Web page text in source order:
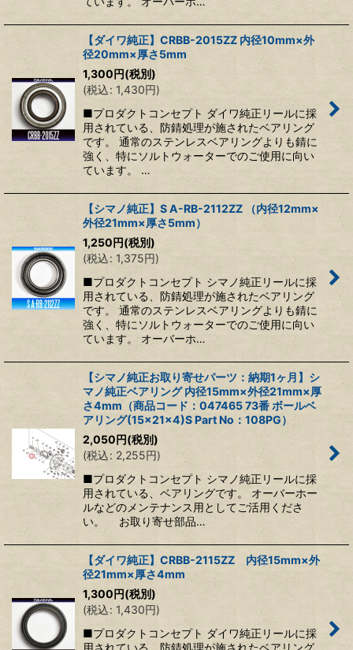
【ダイワ純正】CRBB-2015ZZ 内径10mm×外
径20mm×厚さ5mm
1,300円(税別)
(税込: 1,430円)
■プロダクトコンセプト ダイワ純正リールに採
用されている、防錆処理が施されたベアリング
です。 通常のステンレスベアリングよりも錆に
強く、特にソルトウォーターでのご使用に向い
ています。 …
【シマノ純正】S A-RB-2112ZZ （内径12mm×
外径21mm×厚さ5mm）
1,250円(税別)
(税込: 1,375円)
■プロダクトコンセプト シマノ純正リールに採
用されている、防錆処理が施されたベアリング
です。 通常のステンレスベアリングよりも錆に
強く、特にソルトウォーターでのご使用に向い
ています。 オーバーホ…
【シマノ純正お取り寄せパーツ：納期1ヶ月】シ
マノ純正ベアリング 内径15mm×外径21mm×厚
さ4mm（商品コード：047465 73番 ボールベ
アリング(15×21×4)S Part No：108PG）
2,050円(税別)
(税込: 2,255円)
■プロダクトコンセプト シマノ純正リールに採
用されている、ベアリングです。 オーバーホー
ルなどのメンテナンス用としてご活用くださ
い。 お取り寄せ部品…
【ダイワ純正】CRBB-2115ZZ 内径15mm×外
径21mm×厚さ4mm
1,300円(税別)
(税込: 1,430円)
■プロダクトコンセプト ダイワ純正リールに採
用されている、防錆処理が施されたベアリング